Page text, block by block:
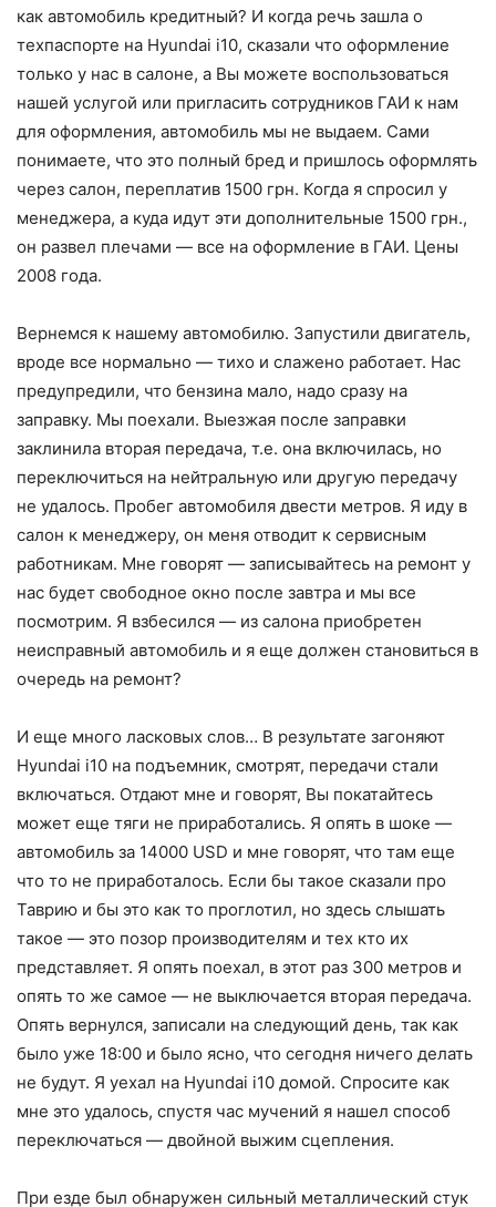
как автомобиль кредитный? И когда речь зашла о
техпаспорте на Hyundai i10, сказали что оформление
только у нас в салоне, а Вы можете воспользоваться
нашей услугой или пригласить сотрудников ГАИ к нам
для оформления, автомобиль мы не выдаем. Сами
понимаете, что это полный бред и пришлось оформлять
через салон, переплатив 1500 грн. Когда я спросил у
менеджера, а куда идут эти дополнительные 1500 грн.,
он развел плечами — все на оформление в ГАИ. Цены
2008 года.
Вернемся к нашему автомобилю. Запустили двигатель,
вроде все нормально — тихо и слажено работает. Нас
предупредили, что бензина мало, надо сразу на
заправку. Мы поехали. Выезжая после заправки
заклинила вторая передача, т.е. она включилась, но
переключиться на нейтральную или другую передачу
не удалось. Пробег автомобиля двести метров. Я иду в
салон к менеджеру, он меня отводит к сервисным
работникам. Мне говорят — записывайтесь на ремонт у
нас будет свободное окно после завтра и мы все
посмотрим. Я взбесился — из салона приобретен
неисправный автомобиль и я еще должен становиться в
очередь на ремонт?
И еще много ласковых слов… В результате загоняют
Hyundai i10 на подъемник, смотрят, передачи стали
включаться. Отдают мне и говорят, Вы покатайтесь
может еще тяги не приработались. Я опять в шоке —
автомобиль за 14000 USD и мне говорят, что там еще
что то не приработалось. Если бы такое сказали про
Таврию и бы это как то проглотил, но здесь слышать
такое — это позор производителям и тех кто их
представляет. Я опять поехал, в этот раз 300 метров и
опять то же самое — не выключается вторая передача.
Опять вернулся, записали на следующий день, так как
было уже 18:00 и было ясно, что сегодня ничего делать
не будут. Я уехал на Hyundai i10 домой. Спросите как
мне это удалось, спустя час мучений я нашел способ
переключаться — двойной выжим сцепления.
При езде был обнаружен сильный металлический стук